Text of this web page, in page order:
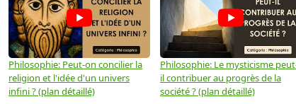
Philosophie: Peut-on concilier la
religion et l'idée d'un univers
infini ? (plan détaillé)
Philosophie: Le mysticisme
il contribuer au progrès de la
société ? (plan détaillé)